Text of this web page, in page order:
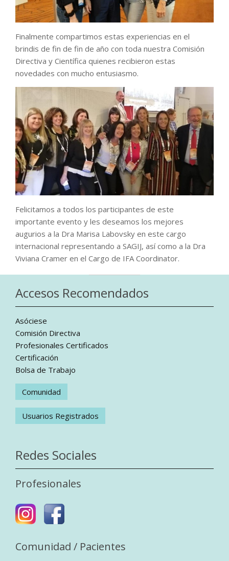
Finalmente compartimos estas experiencias en el
brindis de fin de fin de año con toda nuestra Comisión
Directiva y Científica quienes recibieron estas
novedades con mucho entusiasmo.
Felicitamos a todos los participantes de este
importante evento y les deseamos los mejores
augurios a la Dra Marisa Labovsky en este cargo
internacional representando a SAGIJ, así como a la Dra
Viviana Cramer en el Cargo de IFA Coordinator.
Accesos Recomendados
Asóciese
Comisión Directiva
Profesionales Certificados
Certificación
Bolsa de Trabajo
Comunidad
Usuarios Registrados
Redes Sociales
Profesionales
Comunidad / Pacientes